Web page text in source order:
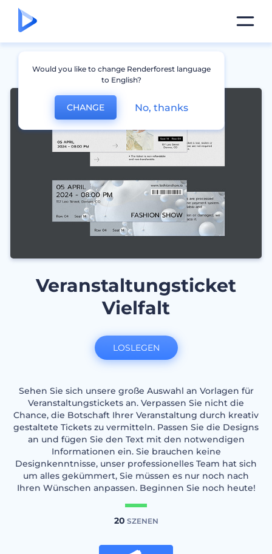
Veranstaltungsticket
Vielfalt
Sehen Sie sich unsere große Auswahl an Vorlagen für
Veranstaltungstickets an. Verpassen Sie nicht die
Chance, die Botschaft Ihrer Veranstaltung durch kreativ
gestaltete Tickets zu vermitteln. Passen Sie die Designs
an und fügen Sie den Text mit den notwendigen
Informationen ein. Sie brauchen keine
Designkenntnisse, unser professionelles Team hat sich
um alles gekümmert, Sie müssen es nur noch nach
Ihren Wünschen anpassen. Beginnen Sie noch heute!
20 SZENEN
LOSLEGEN
Would you like to change Renderforest language
to English?
CHANGE No, thanks